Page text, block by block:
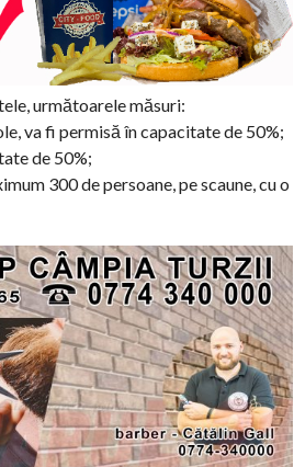
următoarele măsuri:
va fi permisă în capacitate de 50%;
de 50%;
300 de persoane, pe scaune, cu o